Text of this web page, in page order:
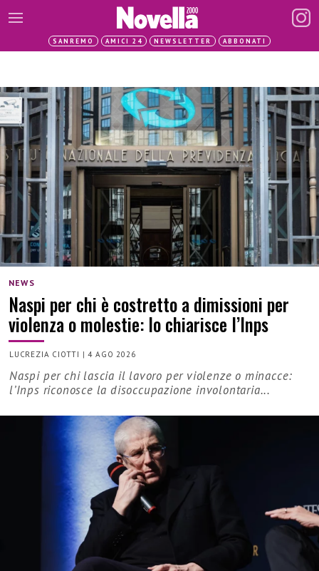
SANREMO AMICI 24 NEWSLETTER ABBONATI
NEWS
Naspi per chi è costretto a dimissioni per
violenza o molestie: lo chiarisce l’Inps
LUCREZIA CIOTTI |4 AGO 2026
Naspi per chi lascia il lavoro per violenze o minacce:
l’Inps riconosce la disoccupazione involontaria...